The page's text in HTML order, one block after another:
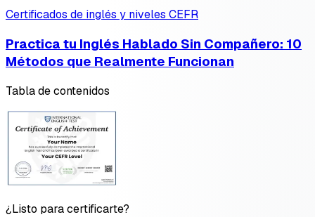
Certificados de inglés y niveles CEFR
Practica tu Inglés Hablado Sin Compañero: 10
Métodos que Realmente Funcionan
Tabla de contenidos
¿Listo para certificarte?